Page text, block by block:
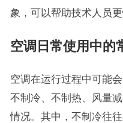
象，可以帮助技术人员更
空调日常使用中的
空调在运行过程中可能
不制冷、不制热、风量
情况。其中，不制冷往